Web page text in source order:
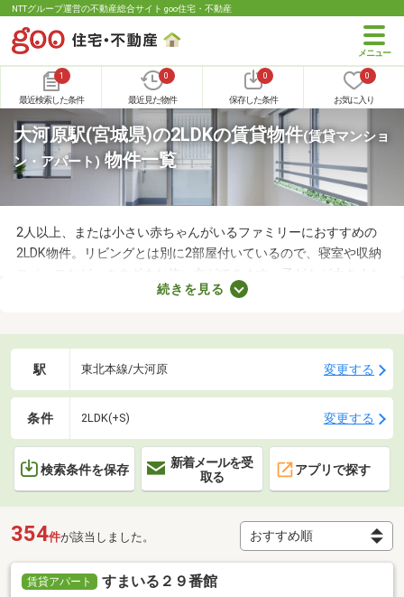
NTTグループ運営の不動産総合サイト goo住宅・不動産
1
最近検索した条件
0
最近見た物件
0
保存した条件
0
お気に入り
大河原駅(宮城県)の2LDKの賃貸物件(賃貸マンショ
ン・アパート) 物件一覧
2人以上、または小さい赤ちゃんがいるファミリーにおすすめの
2LDK物件。リビングとは別に2部屋付いているので、寝室や収納
スペースなど、さまざまな使い方ができます。子どもが大きくな
れば子ども部屋にもできるので、長く住めることも魅力です。こ
チェックして、希望にぴったりな物件を見つけましょう。
続きを見る
駅 東北本線/大河原 変更する
条件 2LDK(+S) 変更する
検索条件を保存
新着メールを受
取る
アプリで探す
354件が該当しました。
賃貸アパート すまいる２９番館